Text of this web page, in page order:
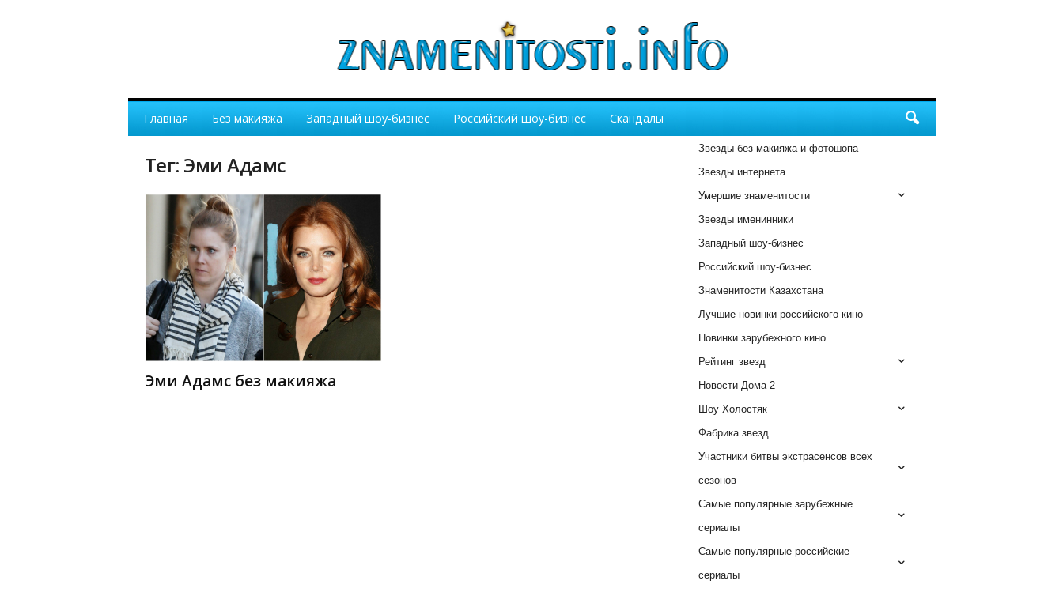
Главная Без макияжа Западный шоу-бизнес Российский шоу-бизнес Скандалы
Тег: Эми Адамс
Эми Адамс без макияжа
Звезды без макияжа и фотошопа
Звезды интернета
Умершие знаменитости
Звезды именинники
Западный шоу-бизнес
Российский шоу-бизнес
Знаменитости Казахстана
Лучшие новинки российского кино
Новинки зарубежного кино
Рейтинг звезд
Новости Дома 2
Шоу Холостяк
Фабрика звезд
Участники битвы экстрасенсов всех
сезонов
Самые популярные зарубежные
сериалы
Самые популярные российские
сериалы